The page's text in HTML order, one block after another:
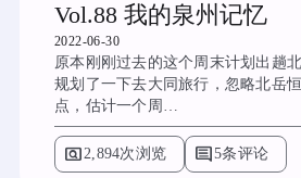
Vol.88 我的泉州记忆
2022-06-30
原本刚刚过去的这个周末计划出趟
规划了一下去大同旅行，忽略北岳
点，估计一个周…
pageview2,894次浏览 comment5条评论